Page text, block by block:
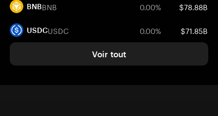
BNBBNB 0.00% $78.88B
USDCUSDC 0.00% $71.85B
Voir tout